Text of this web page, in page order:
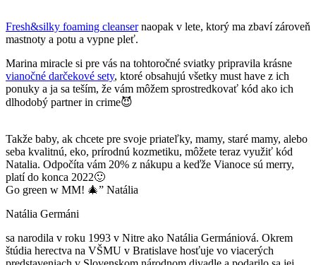
Fresh&silky foaming cleansernaopak v lete, ktorý ma zbaví zároveň
mastnoty a potu a vypne pleť.
Marina miracle si pre vás na tohtoročné sviatky pripravila krásne
vianočné darčekové sety, ktoré obsahujú všetky must have z ich
ponuky a ja sa teším, že vám môžem sprostredkovať kód ako ich
dlhodobý partner in crime😈
Takže baby, ak chcete pre svoje priateľky, mamy, staré mamy, alebo
seba kvalitnú, eko, prírodnú kozmetiku, môžete teraz využiť kód
Natalia. Odpočíta vám 20% z nákupu a keďže Vianoce sú merry,
platí do konca 2022🙂
Go green w MM! 🎄” Natália
Natália Germáni
sa narodila v roku 1993 v Nitre ako Natália Germániová. Okrem
štúdia herectva na VŠMU v Bratislave hosťuje vo viacerých